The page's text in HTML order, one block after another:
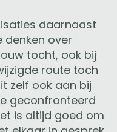
daarnaast
denken over
tocht, ook bij
route toch
zelf ook aan bij
geconfronteerd
is altijd goed om